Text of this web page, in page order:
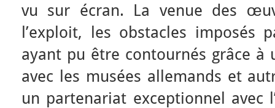
vu sur écran. La venue des
l’exploit, les obstacles imposés
ayant pu être contournés grâce
avec les musées allemands et
un partenariat exceptionnel avec